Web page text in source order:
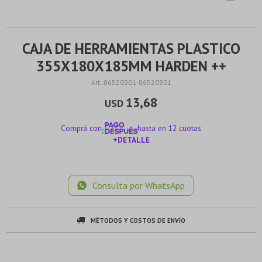
CAJA DE HERRAMIENTAS PLASTICO
355X180X185MM HARDEN ++
86520301-86520301
USD 13,68
Comprá con
hasta en 12 cuotas
+DETALLE
Consulta por WhatsApp
MÉTODOS Y COSTOS DE ENVÍO